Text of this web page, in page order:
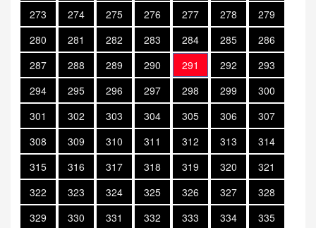
273
274 275 276 277 278
279
280
281 282 283 284 285
286
287
288 289 290 291 292
293
294
295 296 297 298 299
300
301
302 303 304 305 306
307
308
309 310 311 312 313
314
315
316 317 318 319 320
321
322
323 324 325 326 327
328
329
330 331 332 333 334
335